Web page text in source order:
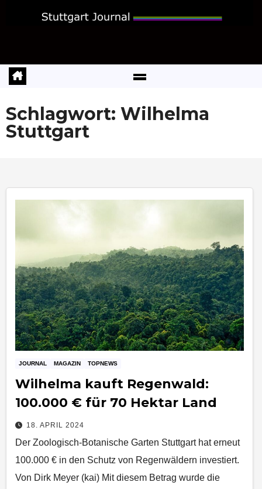
Schlagwort: Wilhelma
Stuttgart
JOURNAL MAGAZIN TOPNEWS
Wilhelma kauft Regenwald:
100.000 € für 70 Hektar Land
18. APRIL 2024
Der Zoologisch-Botanische Garten Stuttgart hat erneut
100.000 € in den Schutz von Regenwäldern investiert.
Von Dirk Meyer (kai) Mit diesem Betrag wurde die